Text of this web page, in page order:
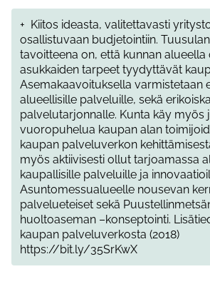
+ Kiitos ideasta, valitettavasti
osallistuvaan budjetointiin.
tavoitteena on, että kunnan alueella
asukkaiden tarpeet tyydyttävät
Asemakaavoituksella varmistetaan
alueellisille palveluille, sekä
palvelutarjonnalle. Kunta käy myös
vuoropuhelua kaupan alan
kaupan palveluverkon
myös aktiivisesti ollut tarjoamassa
kaupallisille palveluille ja
Asuntomessualueelle nousevan
palvelueteiset sekä
huoltoaseman –konseptointi.
kaupan palveluverkosta (2018)
https://bit.ly/35SrKwX